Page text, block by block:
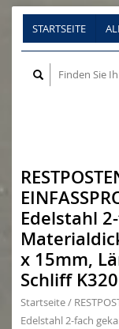
STARTSEITE
Edelstahl
x 15mm,
Schliff K320
Startseite/
Edelstahl 2-fach